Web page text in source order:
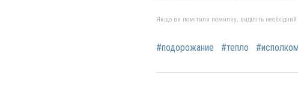
Якщо ви помітили помилку, виділіть
#подорожание #тепло #исполком